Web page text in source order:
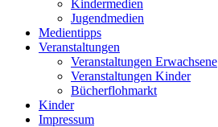
Kindermedien
Jugendmedien
Medientipps
Veranstaltungen
Veranstaltungen Erwachsene
Veranstaltungen Kinder
Bücherflohmarkt
Kinder
Impressum